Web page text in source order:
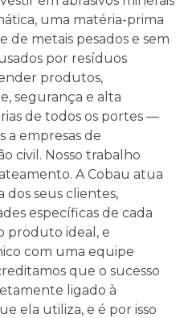
uma matéria-prima
metais pesados e sem
por resíduos
produtos,
segurança e alta
de todos os portes —
a empresas de
civil. Nosso trabalho
A Cobau atua
dos seus clientes,
específicas de cada
produto ideal, e
com uma equipe
que o sucesso
ligado à
ela utiliza, e é por isso